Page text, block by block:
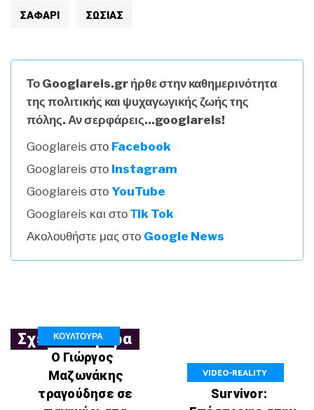
ΣΑΦΑΡΙ ΣΩΣΙΑΣ
Το Googlareis.gr ήρθε στην καθημερινότητα
της πολιτικής και ψυχαγωγικής ζωής της
πόλης. Αν σερφάρεις...googlareis!
Googlareis στο Facebook
Googlareis στο Instagram
Googlareis στο YouTube
Googlareis και στο Τik Tok
Ακολουθήστε μας στο Google News
Σχετικά Άρθρα
ΚΟΥΛΤΟΥΡΑ
Ο Γιώργος
Μαζωνάκης
τραγούδησε σε
VIDEO-REALITY
Survivor: